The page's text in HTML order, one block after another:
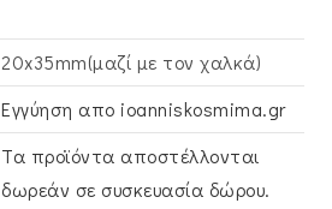
20x35mm(μαζί με τον χαλκά)
Εγγύηση απο ioanniskosmima.gr
Τα προϊόντα αποστέλλονται
δωρεάν σε συσκευασία δώρου.